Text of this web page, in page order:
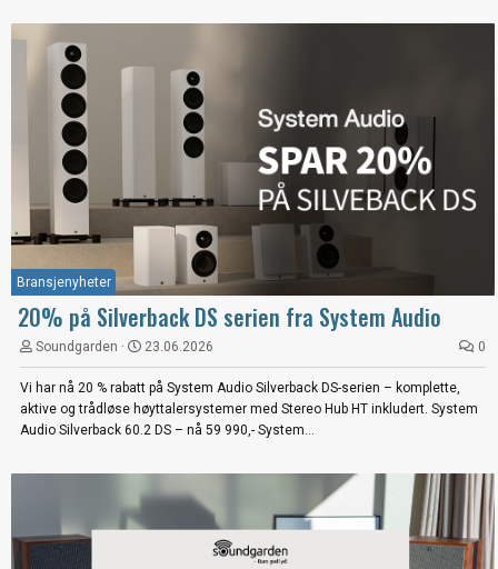
Bransjenyheter
20% på Silverback DS serien fra System Audio
Soundgarden 23.06.2026 0
Vi har nå 20 % rabatt på System Audio Silverback DS-serien – komplette,
aktive og trådløse høyttalersystemer med Stereo Hub HT inkludert. System
Audio Silverback 60.2 DS – nå 59 990,- System...